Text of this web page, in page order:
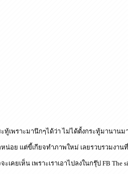
ทู้เพราะมานึกๆได้ว่า ไม่ได้ตั้งกระทู้มานานม
หน่อย แต่ขี้เกียจทำภาพใหม่ เลยรวบรวมงา
เคยเห็น เพราะเราเอาไปลงในกรุ๊ป FB The